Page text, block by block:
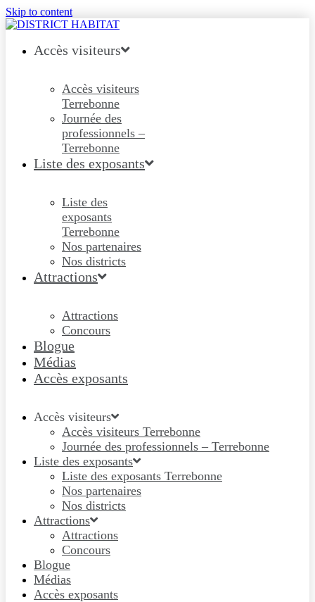
Skip to content
Accès visiteurs
Accès visiteurs
Terrebonne
Journée des
professionnels –
Terrebonne
Liste des exposants
Liste des
exposants
Terrebonne
Nos partenaires
Nos districts
Attractions
Attractions
Concours
Blogue
Médias
Accès exposants
Accès visiteurs
Accès visiteurs Terrebonne
Journée des professionnels – Terrebonne
Liste des exposants
Liste des exposants Terrebonne
Nos partenaires
Nos districts
Attractions
Attractions
Concours
Blogue
Médias
Accès exposants